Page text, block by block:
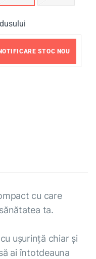
STOC NOU
cu care
ta.
ușurință chiar și
ai întotdeauna